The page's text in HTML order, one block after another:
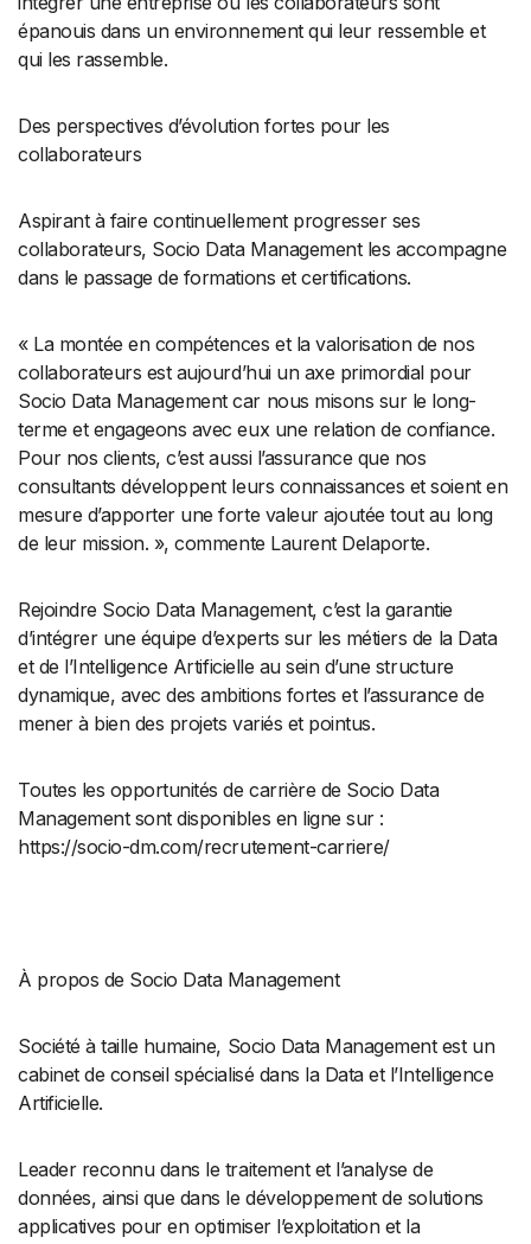
épanouis dans un environnement qui leur ressemble et
qui les rassemble.
Des perspectives d’évolution fortes pour les
collaborateurs
Aspirant à faire continuellement progresser ses
collaborateurs, Socio Data Management les accompagne
dans le passage de formations et certifications.
« La montée en compétences et la valorisation de nos
collaborateurs est aujourd’hui un axe primordial pour
Socio Data Management car nous misons sur le long-
terme et engageons avec eux une relation de confiance.
Pour nos clients, c’est aussi l’assurance que nos
consultants développent leurs connaissances et soient en
mesure d’apporter une forte valeur ajoutée tout au long
de leur mission. », commente Laurent Delaporte.
Rejoindre Socio Data Management, c’est la garantie
d’intégrer une équipe d’experts sur les métiers de la Data
et de l’Intelligence Artificielle au sein d’une structure
dynamique, avec des ambitions fortes et l’assurance de
mener à bien des projets variés et pointus.
Toutes les opportunités de carrière de Socio Data
Management sont disponibles en ligne sur :
https://socio-dm.com/recrutement-carriere/
À propos de Socio Data Management
Société à taille humaine, Socio Data Management est un
cabinet de conseil spécialisé dans la Data et l’Intelligence
Artificielle.
Leader reconnu dans le traitement et l’analyse de
données, ainsi que dans le développement de solutions
applicatives pour en optimiser l’exploitation et la